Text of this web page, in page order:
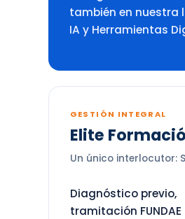
también en nuestra
IA y Herramientas
GESTIÓN INTEGRAL
Elite Formació
Un único interlocutor:
Diagnóstico previo,
tramitación FUNDAE